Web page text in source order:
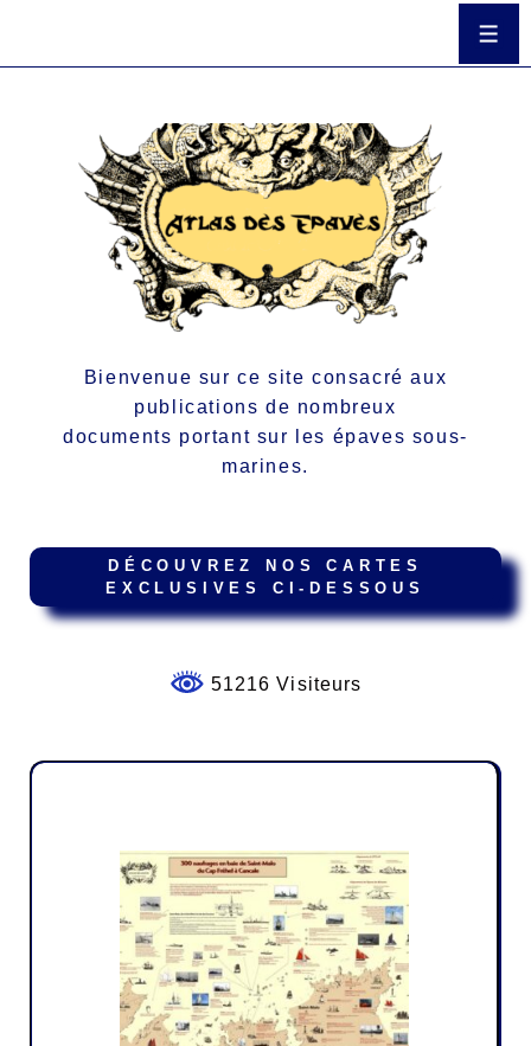
Bienvenue sur ce site consacré aux
publications de nombreux
documents portant sur les épaves sous-
marines.
DÉCOUVREZ NOS CARTES
EXCLUSIVES CI-DESSOUS
51216 Visiteurs